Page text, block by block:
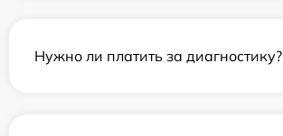
Нужно ли платить за диагностику?